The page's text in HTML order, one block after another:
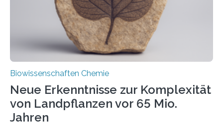
Studie wurde am 28. Oktober 2025 in der
Fachzeitschrift…
Biowissenschaften Chemie
Neue Erkenntnisse zur Komplexität
von Landpflanzen vor 65 Mio.
Jahren